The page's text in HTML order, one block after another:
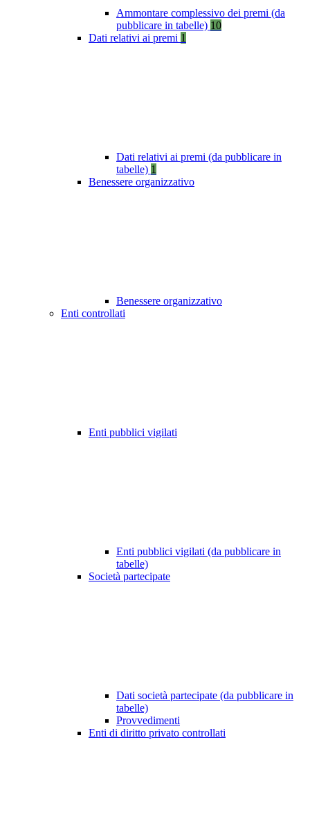
Ammontare complessivo dei premi (da
pubblicare in tabelle) 10
Dati relativi ai premi 1
Dati relativi ai premi (da pubblicare in
tabelle) 1
Benessere organizzativo
Benessere organizzativo
Enti controllati
Enti pubblici vigilati
Enti pubblici vigilati (da pubblicare in
tabelle)
Società partecipate
Dati società partecipate (da pubblicare in
tabelle)
Provvedimenti
Enti di diritto privato controllati